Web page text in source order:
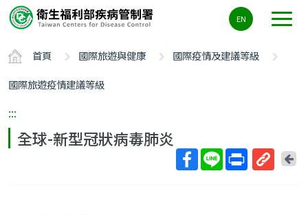
要
容
ALT+C
EN
首頁 國際旅遊與健康
國際疫情及建議等級
國際旅遊疫情建議等級
:::
全球-新型冠狀病毒肺炎
回